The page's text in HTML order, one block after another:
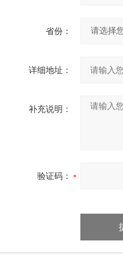
省份：
详细地址：
补充说明：
验证码：